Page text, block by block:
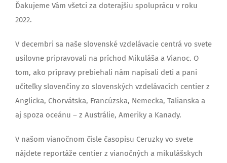
Ďakujeme Vám všetci za doterajšiu spoluprácu v roku
2022.
V decembri sa naše slovenské vzdelávacie centrá vo svete
usilovne pripravovali na príchod Mikuláša a Vianoc. O
tom, ako prípravy prebiehali nám napísali deti a pani
učiteľky slovenčiny zo slovenských vzdelávacích centier z
Anglicka, Chorvátska, Francúzska, Nemecka, Talianska a
aj spoza oceánu – z Austrálie, Ameriky a Kanady.
V našom vianočnom čísle časopisu Ceruzky vo svete
nájdete reportáže centier z vianočných a mikulášskych